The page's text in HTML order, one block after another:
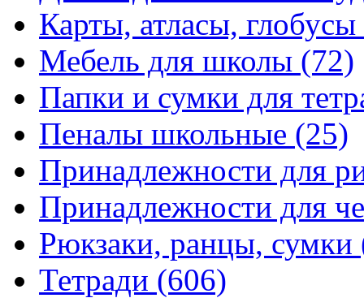
Карты, атласы, глобусы
Мебель для школы (72)
Папки и сумки для
Пеналы школьные (25)
Принадлежности для
Принадлежности для
Рюкзаки, ранцы, сумки
Тетради (606)